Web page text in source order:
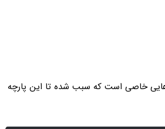
خاصی است که سبب شده تا این پارچه